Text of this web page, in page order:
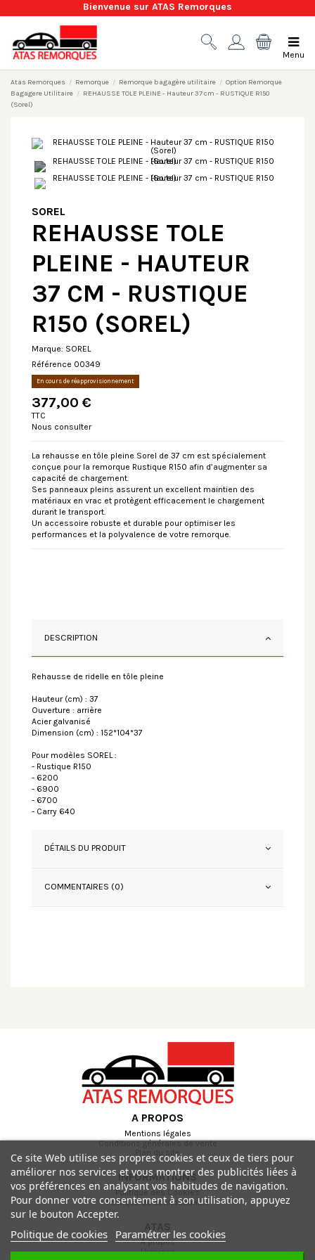
Bienvenue sur ATAS Remorques
Menu
Atas Remorques Remorque Remorque bagagère utilitaire
Option Remorque
Bagagere Utilitaire
REHAUSSE TOLE PLEINE - Hauteur 37 cm - RUSTIQUE R150
(Sorel)
SOREL
REHAUSSE TOLE
PLEINE - HAUTEUR
37 CM - RUSTIQUE
R150 (SOREL)
Marque: SOREL
Référence 00349
En cours de réapprovisionnement
377,00 €
TTC
Nous consulter
La rehausse en tôle pleine Sorel de 37 cm est spécialement
conçue pour la remorque Rustique R150 afin d’augmenter sa
capacité de chargement.
Ses panneaux pleins assurent un excellent maintien des
matériaux en vrac et protègent efficacement le chargement
durant le transport.
Un accessoire robuste et durable pour optimiser les
performances et la polyvalence de votre remorque.
DESCRIPTION
Rehausse de ridelle en tôle pleine
Hauteur (cm) : 37
Ouverture : arrière
Acier galvanisé
Dimension (cm) : 152*104*37
Pour modèles SOREL :
- Rustique R150
- 6200
- 6900
- 6700
- Carry 640
DÉTAILS DU PRODUIT
COMMENTAIRES (0)
A PROPOS
Mentions légales
Conditions générales de vente
Plan du site
INFORMATIONS
Politique des Cookies
Politique de confidentialité
ATAS
A propos
Livraison
Ce site Web utilise ses propres cookies et ceux de tiers pour
améliorer nos services et vous montrer des publicités liées à
vos préférences en analysant vos habitudes de navigation.
Pour donner votre consentement à son utilisation, appuyez
sur le bouton Accepter.
Politique de cookies Paramétrer les cookies